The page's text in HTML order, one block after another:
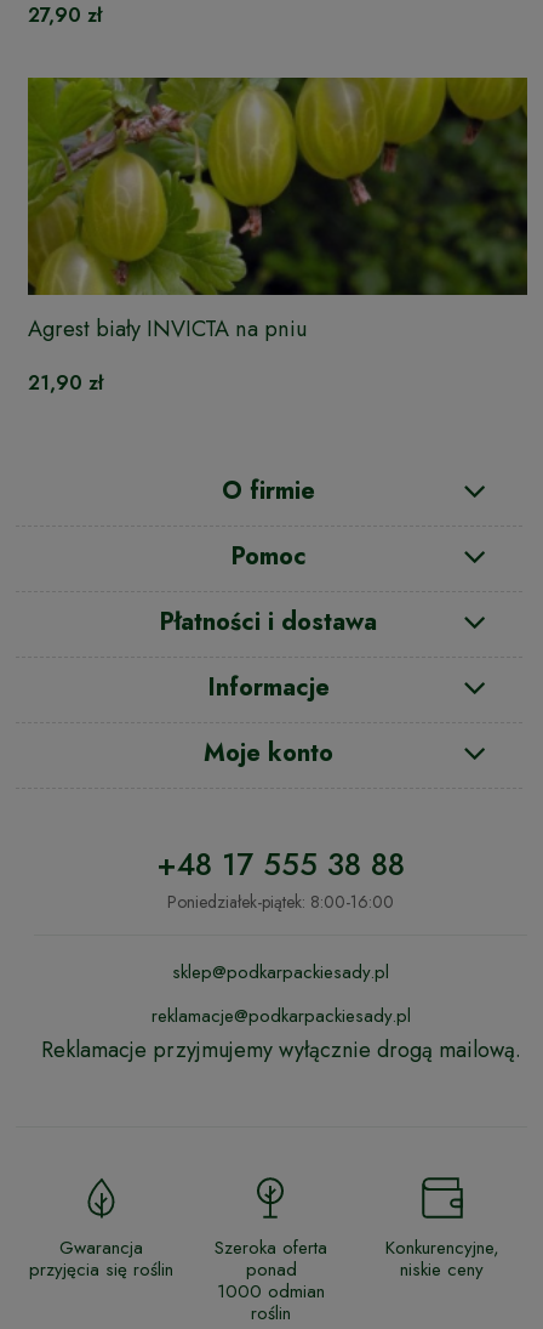
27,90 zł
Agrest biały INVICTA na pniu
21,90 zł
O firmie
Pomoc
Płatności i dostawa
Informacje
Moje konto
+48 17 555 38 88
Poniedziałek-piątek: 8:00-16:00
sklep@podkarpackiesady.pl
reklamacje@podkarpackiesady.pl
Reklamacje przyjmujemy wyłącznie drogą mailową.
Gwarancja
przyjęcia się roślin
Szeroka oferta
ponad
1000 odmian
roślin
Konkurencyjne,
niskie ceny